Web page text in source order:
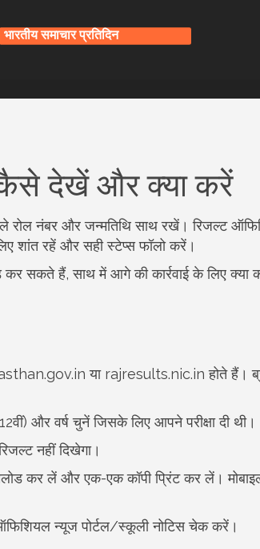
कैसे देखें और क्या करें
रोल नंबर और जन्मतिथि साथ रखें। रिजल्ट
शांत रहें और सही स्टेप्स फॉलो करें।
सकते हैं, साथ में आगे की कार्रवाई के लिए क्या
या rajresults.nic.in होते हैं।
और वर्ष चुनें जिसके लिए आपने परीक्षा दी थी।
नहीं दिखेगा।
कर लें और एक-एक कॉपी प्रिंट कर लें।
न्यूज पोर्टल/स्कूली नोटिस चेक करें।